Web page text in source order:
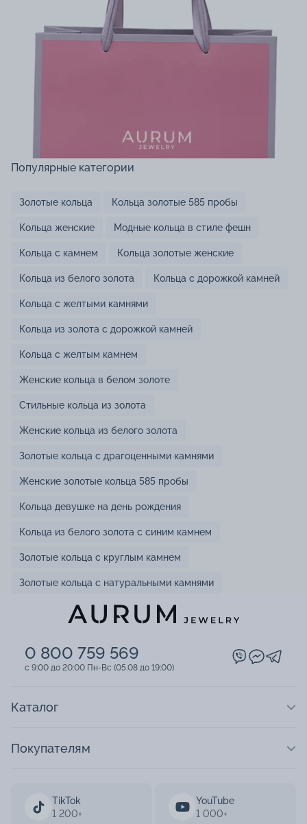
Популярные категории
Золотые кольца Кольца золотые 585 пробы
Кольца женские Модные кольца в стиле фешн
Кольца с камнем Кольца золотые женские
Кольца из белого золота Кольца с дорожкой камней
Кольца с желтыми камнями
Кольца из золота с дорожкой камней
Кольца с желтым камнем
Женские кольца в белом золоте
Стильные кольца из золота
Женские кольца из белого золота
Золотые кольца с драгоценными камнями
Женские золотые кольца 585 пробы
Кольца девушке на день рождения
Кольца из белого золота с синим камнем
Золотые кольца с круглым камнем
Золотые кольца с натуральными камнями
0 800 759 569
c 9:00 до 20:00 Пн-Вс (05.08 до 19:00)
TikTok
1 200+
YouTube
1 000+
Каталог
Покупателям